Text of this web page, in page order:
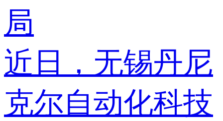
局
近日，无锡丹尼
克尔自动化科技